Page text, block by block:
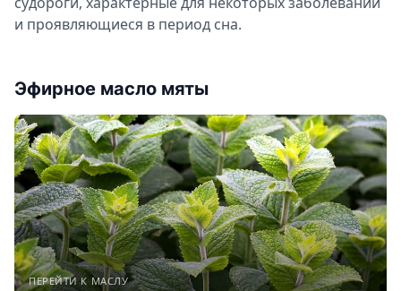
и проявляющиеся в период сна.
Эфирное масло мяты
ПЕРЕЙТИ К МАСЛУ